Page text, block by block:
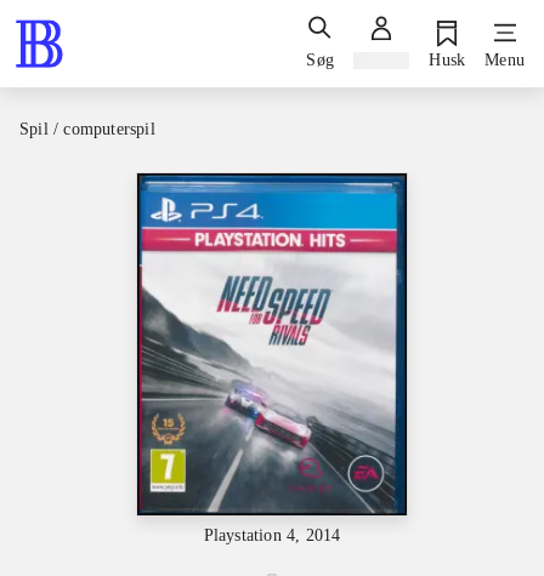
Søg Husk Menu
Spil / computerspil
Playstation 4, 2014